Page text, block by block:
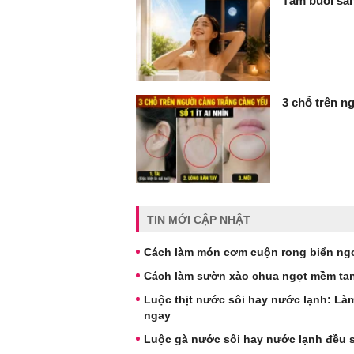
3 chỗ trên
TIN MỚI CẬP NHẬT
Cách làm món cơm cuộn rong biển
Cách làm sườn xào chua ngọt mềm
Luộc thịt nước sôi hay nước lạnh:
ngay
Luộc gà nước sôi hay nước lạnh đều